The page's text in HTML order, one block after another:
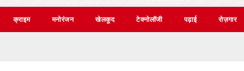
क्राइम मनोरंजन खेलकूद टेक्नोलॉजी पढ़ाई रोज़गार